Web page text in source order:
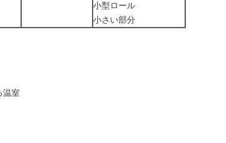
小型ロール
小さい部分
温室